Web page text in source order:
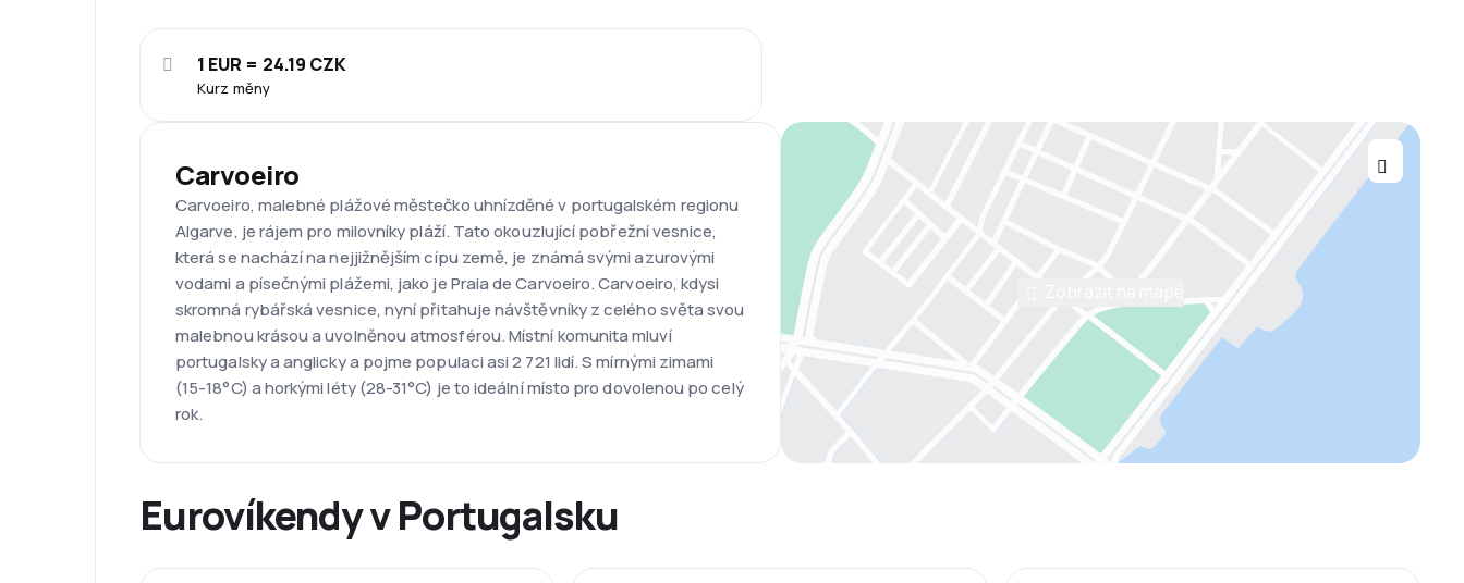
Kurz měny
1 EUR = 24.19 CZK
Carvoeiro
Carvoeiro, malebné plážové městečko uhnízděné v portugalském regionu
Algarve, je rájem pro milovníky pláží. Tato okouzlující pobřežní vesnice,
která se nachází na nejjižnějším cípu země, je známá svými azurovými
vodami a písečnými plážemi, jako je Praia de Carvoeiro. Carvoeiro, kdysi
skromná rybářská vesnice, nyní přitahuje návštěvníky z celého světa svou
malebnou krásou a uvolněnou atmosférou. Místní komunita mluví
portugalsky a anglicky a pojme populaci asi 2 721 lidí. S mírnými zimami
(15-18°C) a horkými léty (28-31°C) je to ideální místo pro dovolenou po celý
rok.
Eurovíkendy v Portugalsku